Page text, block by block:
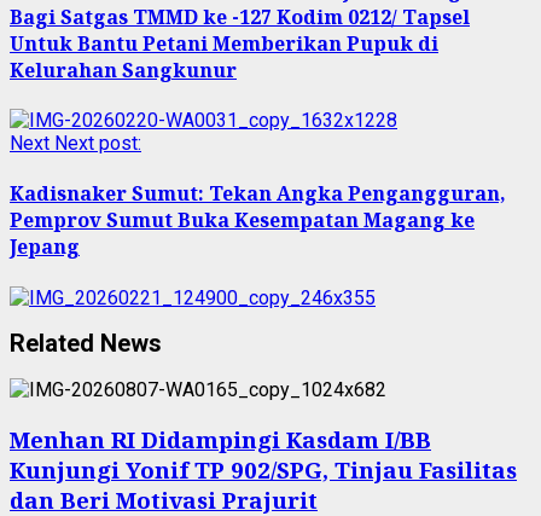
Bagi Satgas TMMD ke -127 Kodim 0212/ Tapsel
Untuk Bantu Petani Memberikan Pupuk di
Kelurahan Sangkunur
Next Next post:
Kadisnaker Sumut: Tekan Angka Pengangguran,
Pemprov Sumut Buka Kesempatan Magang ke
Jepang
Related News
Menhan RI Didampingi Kasdam I/BB
Kunjungi Yonif TP 902/SPG, Tinjau Fasilitas
dan Beri Motivasi Prajurit